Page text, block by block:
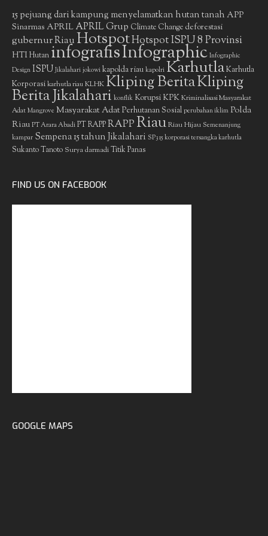
15 pejuang dari kampung menyelamatkan hutan tanah APP
Sinarmas APRIL APRIL Grup Climate Change deforestasi
gubernur RiauHotspotHotspot ISPU 8 Provinsi
HTIHutan infografisInfographic Infographic
Design ISPU Jikalahari jokowi kapolda riau kapolri KarhutlaKarhutla
Korporasikarhutla riauKLHKKliping BeritaKliping
Berita Jikalahari konflik Korupsi KPKKriminalisasi Masyarakat
Adat Mangrove Masyarakat AdatPerhutanan Sosial perubahan iklim Polda
Riau PT Arara Abadi PT RAPPRAPPRiauRiau Hijau Semenanjung
kampar Sempena 15 tahun Jikalahari SP3 15 korporasi tersangka karhutla
Sukanto Tanoto Surya darmadiTitik Panas
FIND US ON FACEBOOK
GOOGLE MAPS